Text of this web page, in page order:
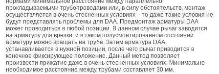
прокладываемыми трубопроводами или, в силу обстоятельств, монтаж
осуществляется в очень стесненных условиях – то даже такие условия не
будут представлять проблемы для DAA. Предмонтаж арматуры DAA
может проводиться в любой позиции. В данном случае рычаг заводится
на арматуру для врезки, и в таком полусмонтированном состоянии
арматуру можно вращать на трубе. Затем арматура DAA
устанавливается в нужной позиции, после чего рычаг приводится в
конечное фиксирующее положение. Данный метод позволяет
произвести прижатие даже в очень стесненных условиях. Минимально
необходимое расстояние между трубами составляет 30 мм.